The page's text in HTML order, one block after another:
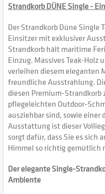
Strandkorb DÜNE Single -
Der Strandkorb Düne Single
Einsitzer mit exklusiver
Strandkorb hält maritime
Einzug. Massives Teak-Holz
verleihen diesem eleganten
freundliche Ausstrahlung.
diesen Premium-Strandkorb
pflegeleichten Outdoor-
ausziehbar sind, sowie
Ausstattung ist dieser
sorgt dafür, dass Sie es sich
Himmel so richtig gemütlich
Der elegante Single-
Ambiente